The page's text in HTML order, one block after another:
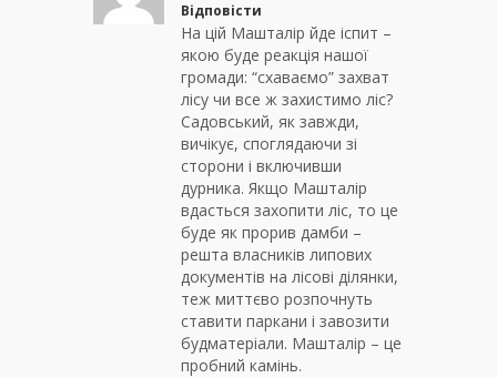
Відповісти
На цій Машталір йде іспит –
якою буде реакція нашої
громади: “схаваємо” захват
лісу чи все ж захистимо ліс?
Садовський, як завжди,
вичікує, споглядаючи зі
сторони і включивши
дурника. Якщо Машталір
вдасться захопити ліс, то це
буде як прорив дамби –
решта власників липових
документів на лісові ділянки,
теж миттєво розпочнуть
ставити паркани і завозити
будматеріали. Машталір – це
пробний камінь.